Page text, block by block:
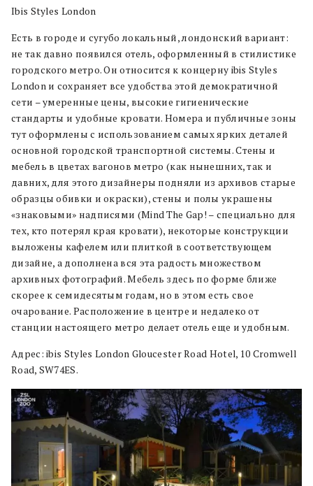
Ibis Styles London
Есть в городе и сугубо локальный, лондонский вариант:
не так давно появился отель, оформленный в стилистике
городского метро. Он относится к концерну ibis Styles
London и сохраняет все удобства этой демократичной
сети – умеренные цены, высокие гигиенические
стандарты и удобные кровати. Номера и публичные зоны
тут оформлены с использованием самых ярких деталей
основной городской транспортной системы. Стены и
мебель в цветах вагонов метро (как нынешних, так и
давних, для этого дизайнеры подняли из архивов старые
образцы обивки и окраски), стены и полы украшены
«знаковыми» надписями (Mind The Gap! – специально для
тех, кто потерял края кровати), некоторые конструкции
выложены кафелем или плиткой в соответствующем
дизайне, а дополнена вся эта радость множеством
архивных фотографий. Мебель здесь по форме ближе
скорее к семидесятым годам, но в этом есть свое
очарование. Расположение в центре и недалеко от
станции настоящего метро делает отель еще и удобным.
Адрес: ibis Styles London Gloucester Road Hotel, 10 Cromwell
Road, SW74ES.